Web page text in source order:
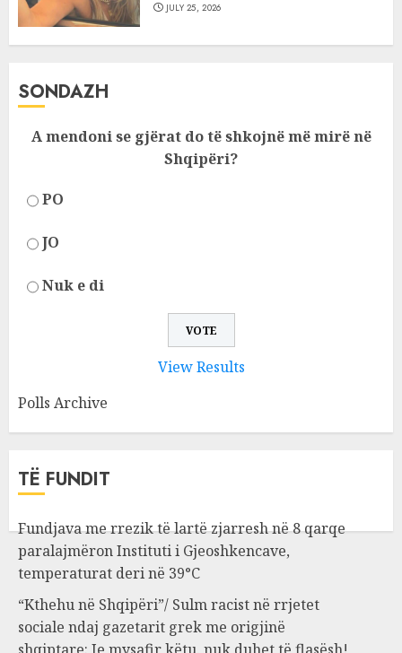
JULY 25, 2026
SONDAZH
A mendoni se gjërat do të shkojnë më mirë në
Shqipëri?
PO
JO
Nuk e di
View Results
Polls Archive
TË FUNDIT
Fundjava me rrezik të lartë zjarresh në 8 qarqe
paralajmëron Instituti i Gjeoshkencave,
temperaturat deri në 39°C
“Kthehu në Shqipëri”/ Sulm racist në rrjetet
sociale ndaj gazetarit grek me origjinë